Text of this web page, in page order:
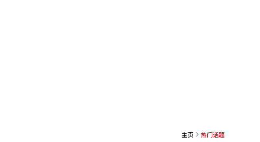
主页 热门话题